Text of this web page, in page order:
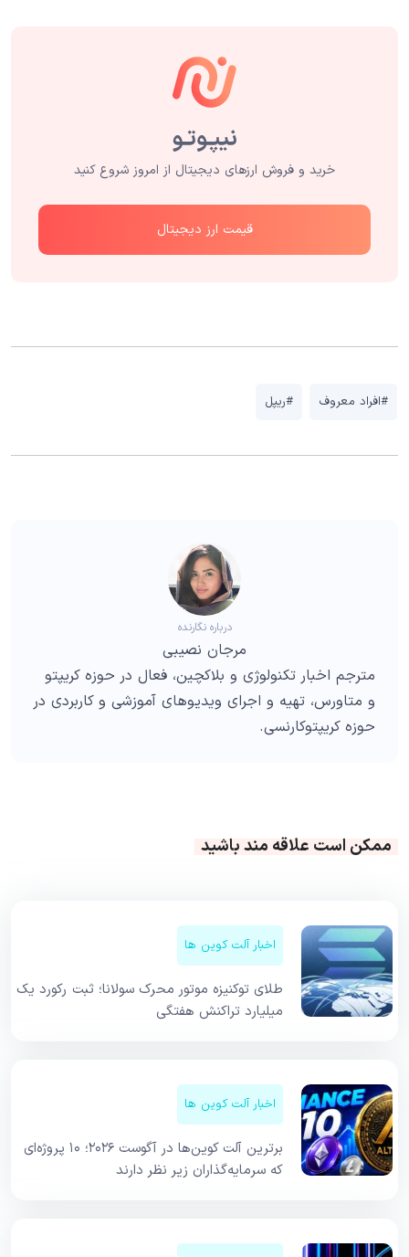
خرید و فروش ارزهای دیجیتال از امروز شروع کنید
قیمت ارز دیجیتال
#افراد معروف #ریپل
درباره نگارنده
مرجان نصیبی
مترجم اخبار تکنولوژی و بلاکچین، فعال در حوزه کریپتو
و متاورس، تهیه و اجرای ویدیوهای آموزشی و کاربردی در
حوزه کریپتوکارنسی.
ممکن است علاقه مند باشید
اخبار آلت کوین ها
طلای توکنیزه موتور محرک سولانا؛ ثبت رکورد یک
میلیارد تراکنش هفتگی
اخبار آلت کوین ها
برترین آلت کوین‌ها در آگوست ۲۰۲۶؛ ۱۰ پروژه‌ای
که سرمایه‌گذاران زیر نظر دارند